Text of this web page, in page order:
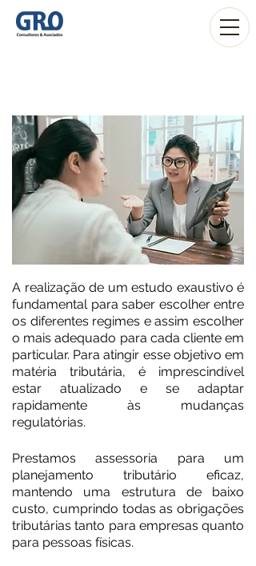
A realização de um estudo exaustivo é
fundamental para saber escolher entre
os diferentes regimes e assim escolher
o mais adequado para cada cliente em
particular. Para atingir esse objetivo em
matéria tributária, é imprescindível
estar atualizado e se adaptar
rapidamente às mudanças
regulatórias.
Prestamos assessoria para um
planejamento tributário eficaz,
mantendo uma estrutura de baixo
custo, cumprindo todas as obrigações
tributárias tanto para empresas quanto
para pessoas físicas.